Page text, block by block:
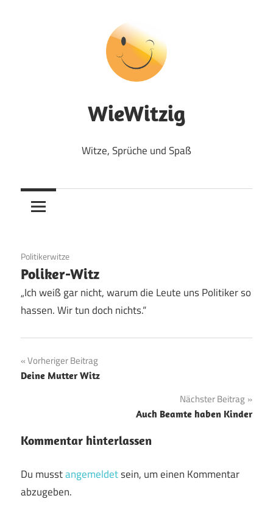
WieWitzig
Witze, Sprüche und Spaß
19. Juni 2020
Politikerwitze
Poliker-Witz
„Ich weiß gar nicht, warum die Leute uns Politiker so
hassen. Wir tun doch nichts.“
Beitragsnavigation
Vorheriger Beitrag
Deine Mutter Witz
Nächster Beitrag
Auch Beamte haben Kinder
Kommentar hinterlassen
Du musstangemeldetsein, um einen Kommentar
abzugeben.